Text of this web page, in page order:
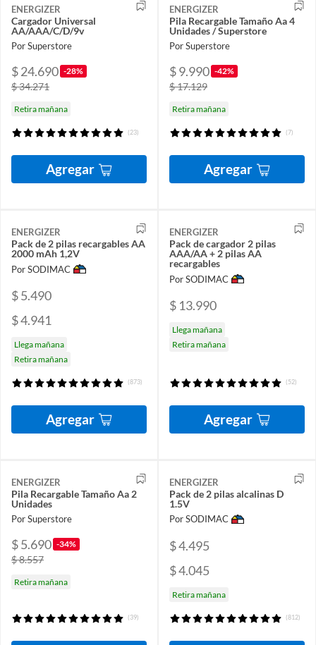
ENERGIZER
Cargador Universal
AA/AAA/C/D/9v
Por Superstore
$ 24.690 -28%
$ 34.271
Retira mañana
(23)
Agregar
ENERGIZER
Pila Recargable Tamaño Aa 4
Unidades / Superstore
Por Superstore
$ 9.990 -42%
$ 17.129
Retira mañana
(7)
Agregar
ENERGIZER
Pack de 2 pilas recargables AA
2000 mAh 1,2V
Por SODIMAC
$ 5.490
$ 4.941
Llega mañana
Retira mañana
(873)
Agregar
ENERGIZER
Pack de cargador 2 pilas
AAA/AA + 2 pilas AA
recargables
Por SODIMAC
$ 13.990
Llega mañana
Retira mañana
(52)
Agregar
ENERGIZER
Pila Recargable Tamaño Aa 2
Unidades
Por Superstore
$ 5.690 -34%
$ 8.557
Retira mañana
(39)
ENERGIZER
Pack de 2 pilas alcalinas D
1.5V
Por SODIMAC
$ 4.495
$ 4.045
Retira mañana
(812)